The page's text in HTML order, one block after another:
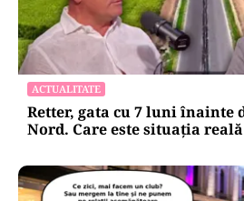
ACTUALITATE
Retter, gata cu 7 luni înainte
Nord. Care este situația